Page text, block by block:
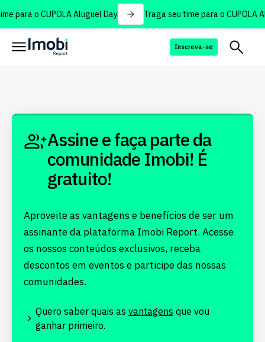
para o CUPOLA Aluguel Day Traga seu time para o CUPOLA
Inscreva-se
Assine e faça parte da
comunidade Imobi! É
gratuito!
Aproveite as vantagens e benefícios de ser um
assinante da plataforma Imobi Report. Acesse
os nossos conteúdos exclusivos, receba
descontos em eventos e participe das nossas
comunidades.
Quero saber quais as vantagens que vou
ganhar primeiro.